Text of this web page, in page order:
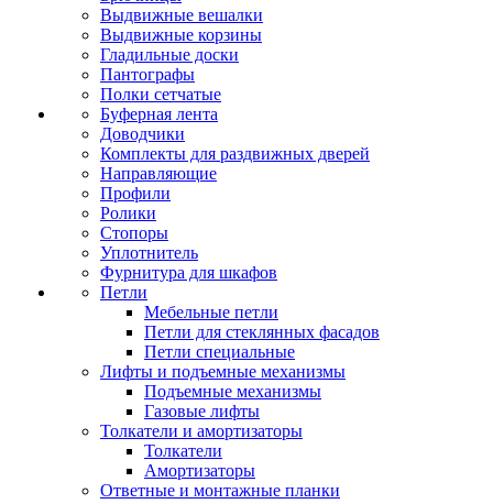
Выдвижные вешалки
Выдвижные корзины
Гладильные доски
Пантографы
Полки сетчатые
Буферная лента
Доводчики
Комплекты для раздвижных дверей
Направляющие
Профили
Ролики
Стопоры
Уплотнитель
Фурнитура для шкафов
Петли
Мебельные петли
Петли для стеклянных фасадов
Петли специальные
Лифты и подъемные механизмы
Подъемные механизмы
Газовые лифты
Толкатели и амортизаторы
Толкатели
Амортизаторы
Ответные и монтажные планки